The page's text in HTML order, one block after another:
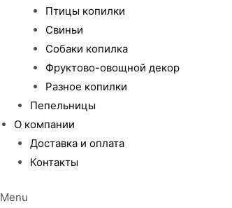
Птицы копилки
Свиньи
Собаки копилка
Фруктово-овощной декор
Разное копилки
Пепельницы
О компании
Доставка и оплата
Контакты
Menu